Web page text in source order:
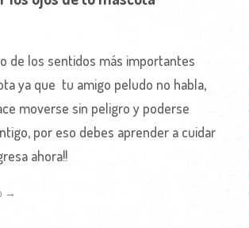
de los sentidos más importantes
ya que tu amigo peludo no habla,
moverse sin peligro y poderse
por eso debes aprender a cuidar
ahora!!
→